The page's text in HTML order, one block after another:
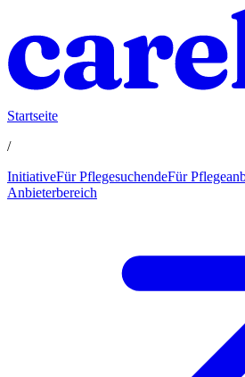
Startseite
/
InitiativeFür PflegesuchendeFür
Anbieterbereich